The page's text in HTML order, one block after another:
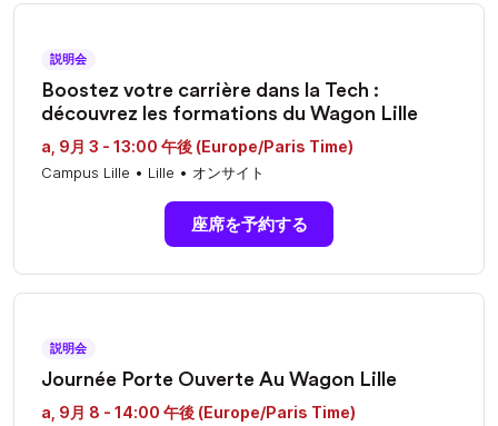
説明会
Boostez votre carrière dans la Tech :
découvrez les formations du Wagon Lille
a, 9月 3 - 13:00 午後 (Europe/Paris Time)
Campus Lille • Lille • オンサイト
座席を予約する
説明会
Journée Porte Ouverte Au Wagon Lille
a, 9月 8 - 14:00 午後 (Europe/Paris Time)